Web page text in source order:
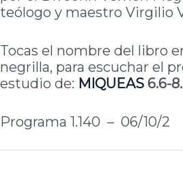
teólogo y maestro Virgilio
Tocas el nombre del libro
negrilla, para escuchar el
estudio de: MIQUEAS 6.6-8.
Programa 1.140 – 06/10/2